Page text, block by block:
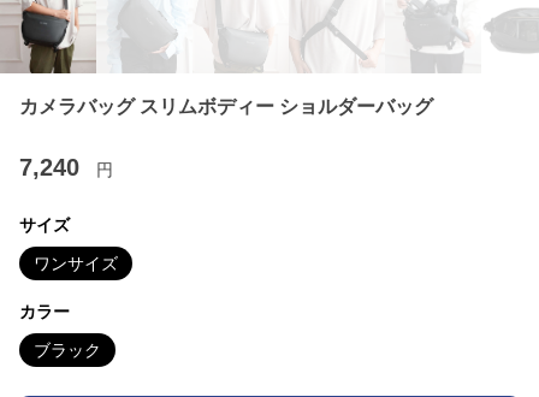
カメラバッグ スリムボディー ショルダーバッグ
7,240 円
サイズ
ワンサイズ
カラー
ブラック